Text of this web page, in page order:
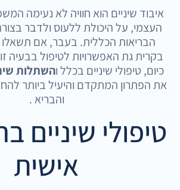
איבוד שיניים הוא חוויה לא נעימה
העצמי, על היכולת ללעוס ולדבר
הבריאות הכללית. בעבר, אם תשאלו
בקרית גת האפשרויות לטיפול בבעיה
כיום, טיפולי שיניים בכלל והשתלות
את הפתרון המתקדם והיעיל ביותר
והבריא .
טיפולי
אישית